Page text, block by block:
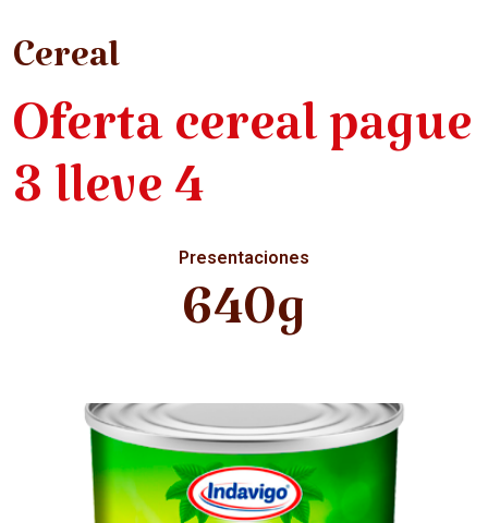
Cereal
Oferta cereal pague
3 lleve 4
Presentaciones
640g